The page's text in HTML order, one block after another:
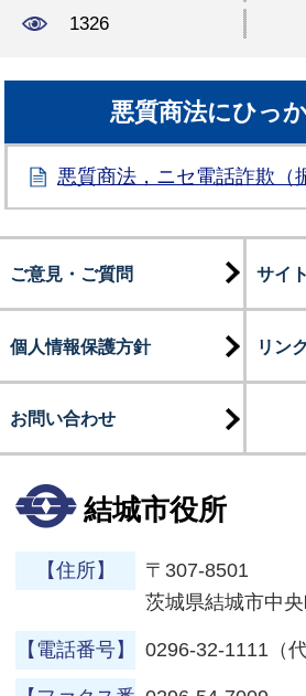
1326
悪質商法にひっ
悪質商法，ニセ電話詐欺（
ご意見・ご質問 サイ
個人情報保護方針 リン
お問い合わせ
結城市役所
【住所】
〒307-8501
茨城県結城市中
【電話番号】 0296-32-1111（代